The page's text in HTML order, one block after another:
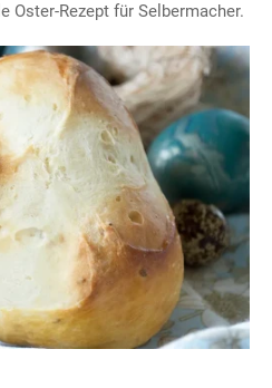
Oster-Rezept für Selbermacher.